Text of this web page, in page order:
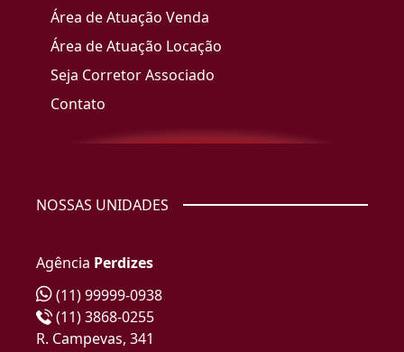
Área de Atuação Venda
Área de Atuação Locação
Seja Corretor Associado
Contato
NOSSAS UNIDADES
Agência Perdizes
(11) 99999-0938
(11) 3868-0255
R. Campevas, 341